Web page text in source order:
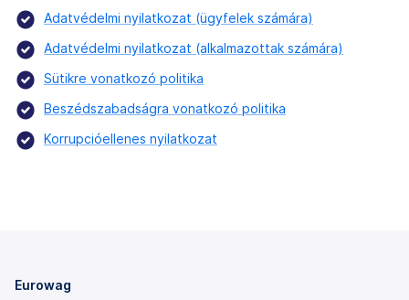
Adatvédelmi nyilatkozat (ügyfelek számára)
Adatvédelmi nyilatkozat (alkalmazottak számára)
Sütikre vonatkozó politika
Beszédszabadságra vonatkozó politika
Korrupcióellenes nyilatkozat
Eurowag